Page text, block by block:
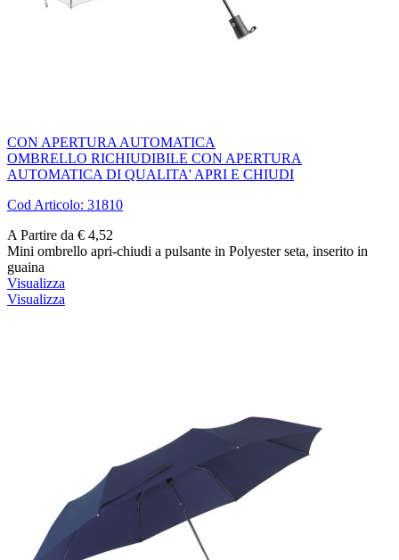
CON APERTURA AUTOMATICA
OMBRELLO RICHIUDIBILE CON APERTURA
AUTOMATICA DI QUALITA' APRI E CHIUDI
Cod Articolo: 31810
A Partire da € 4,52
Mini ombrello apri-chiudi a pulsante in Polyester seta, inserito in
guaina
Visualizza
Visualizza